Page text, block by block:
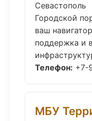
Севастополь
Городской
ваш
поддержка и
Телефон: +7-
МБУ